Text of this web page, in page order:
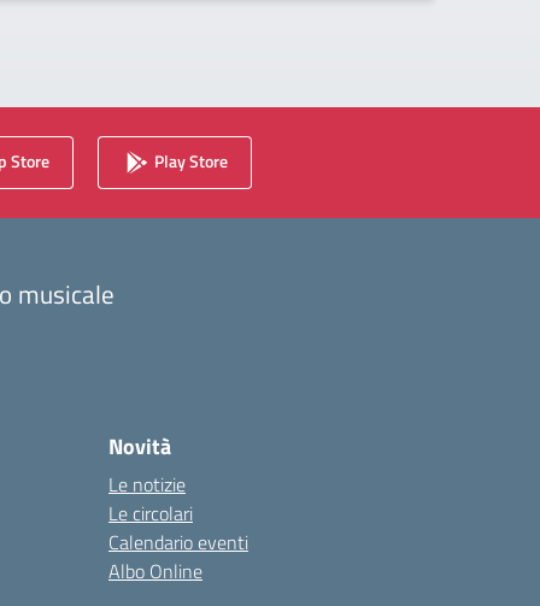
Store Play Store
musicale
Novità
Le notizie
Le circolari
Calendario eventi
Albo Online